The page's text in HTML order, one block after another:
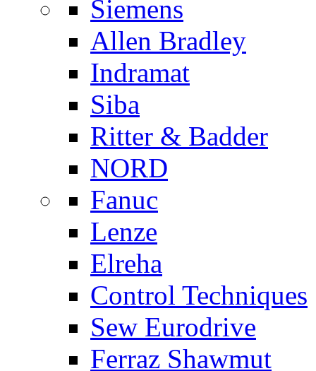
Siemens
Allen Bradley
Indramat
Siba
Ritter & Badder
NORD
Fanuc
Lenze
Elreha
Control Techniques
Sew Eurodrive
Ferraz Shawmut